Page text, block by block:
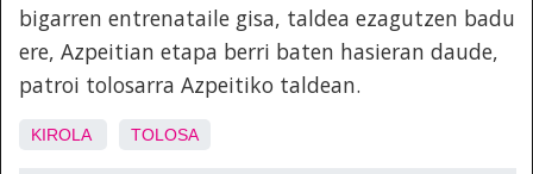
bigarren entrenataile gisa, taldea ezagutzen badu
ere, Azpeitian etapa berri baten hasieran daude,
patroi tolosarra Azpeitiko taldean.
KIROLA TOLOSA